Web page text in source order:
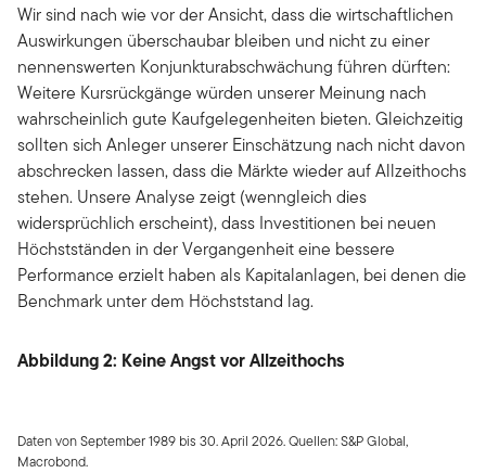
Wir sind nach wie vor der Ansicht, dass die wirtschaftlichen
Auswirkungen überschaubar bleiben und nicht zu einer
nennenswerten Konjunkturabschwächung führen dürften:
Weitere Kursrückgänge würden unserer Meinung nach
wahrscheinlich gute Kaufgelegenheiten bieten. Gleichzeitig
sollten sich Anleger unserer Einschätzung nach nicht davon
abschrecken lassen, dass die Märkte wieder auf Allzeithochs
stehen. Unsere Analyse zeigt (wenngleich dies
widersprüchlich erscheint), dass Investitionen bei neuen
Höchstständen in der Vergangenheit eine bessere
Performance erzielt haben als Kapitalanlagen, bei denen die
Benchmark unter dem Höchststand lag.
Abbildung 2: Keine Angst vor Allzeithochs
Daten von September 1989 bis 30. April 2026. Quellen: S&P Global,
Macrobond.